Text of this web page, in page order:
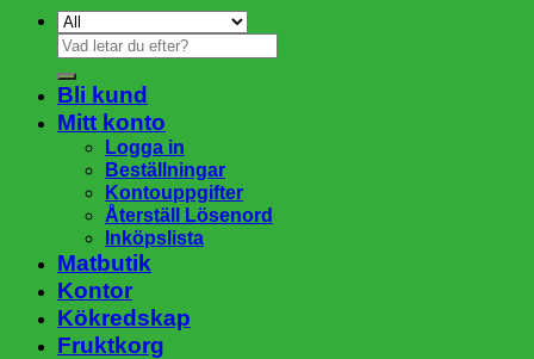
Sök
Bli kund
Mitt konto
Logga in
Beställningar
Kontouppgifter
Återställ Lösenord
Inköpslista
Matbutik
Kontor
Kökredskap
Fruktkorg